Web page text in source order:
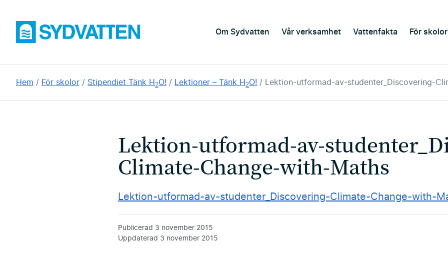
huvudinnehållet
Sydvatten Om Sydvatten Vår verksamhet Vattenfakta För skolor
Du
Hem För skolor Stipendiet Tänk H 2O! Lektioner – Tänk H 2O! Lektion-utformad-av-studenter_Discovering-
Lektion-utformad-av-
Climate-Change-with-Maths
Lektion-utformad-av-studenter_Discovering-Climate-Change-with-
Publicerad 3 november 2015
Uppdaterad 3 november 2015